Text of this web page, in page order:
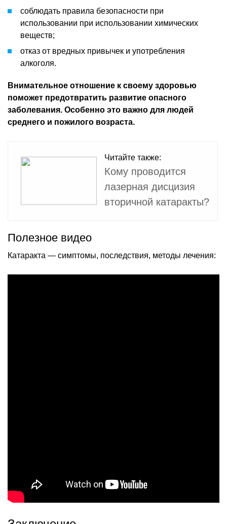
соблюдать правила безопасности при
использовании при использовании химических
веществ;
отказ от вредных привычек и употребления
алкоголя.
Внимательное отношение к своему здоровью
поможет предотвратить развитие опасного
заболевания. Особенно это важно для людей
среднего и пожилого возраста.
Читайте также:
Кому проводится
лазерная дисцизия
вторичной катаракты?
Полезное видео
Катаракта — симптомы, последствия, методы лечения: